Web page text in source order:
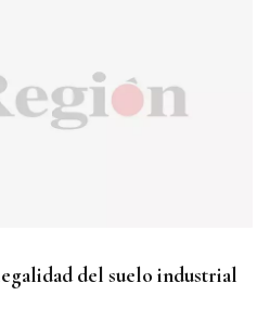
del suelo industrial